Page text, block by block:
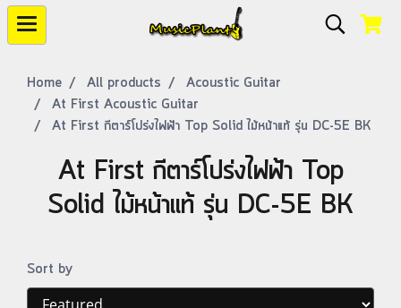
Home All products
Acoustic Guitar
At First Acoustic Guitar
At First กีตาร์โปร่งไฟฟ้า Top Solid ไม้หน้าแท้ รุ่น DC-5E BK
At First กีตาร์โปร่งไฟฟ้า Top
Solid ไม้หน้าแท้ รุ่น DC-5E BK
Sort by